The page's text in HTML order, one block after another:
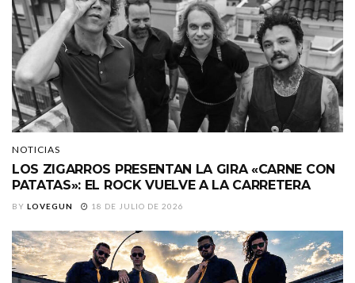
NOTICIAS
LOS ZIGARROS PRESENTAN LA GIRA «CARNE CON
PATATAS»: EL ROCK VUELVE A LA CARRETERA
BY LOVEGUN 18 DE JULIO DE 2026